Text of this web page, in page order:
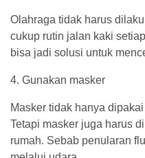
Olahraga tidak harus
cukup rutin jalan kaki
bisa jadi solusi untuk
4. Gunakan masker
Masker tidak hanya
Tetapi masker juga harus
rumah. Sebab penularan